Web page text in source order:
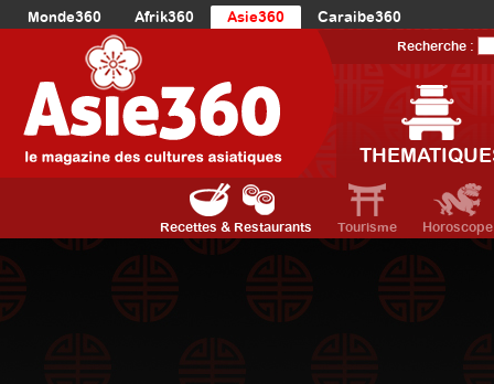
Monde360 Afrik360 Asie360
Caraibe360
Europe360
AmériqueDuNord360
Océanie360
Recherche :
Recettes & Restaurants Tourisme Horoscope